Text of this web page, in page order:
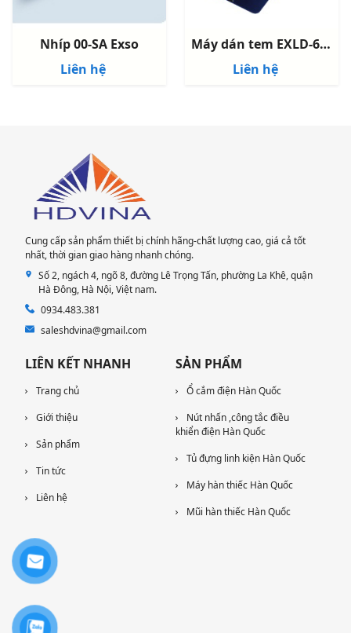
Nhíp 00-SA Exso
Liên hệ
Máy dán tem EXLD-600s
Liên hệ
Cung cấp sản phẩm thiết bị chính hãng-chất lượng cao, giá cả tốt
nhất, thời gian giao hàng nhanh chóng.
Số 2, ngách 4, ngõ 8, đường Lê Trọng Tấn, phường La Khê, quận
Hà Đông, Hà Nội​, Việt nam.
0934.483.381
saleshdvina@gmail.com
LIÊN KẾT NHANH
Trang chủ
Giới thiệu
Sản phẩm
Tin tức
Liên hệ
SẢN PHẨM
Ổ cắm điện Hàn Quốc
Nút nhấn ,công tắc điều
khiển điện Hàn Quốc
Tủ đựng linh kiện Hàn Quốc
Máy hàn thiếc Hàn Quốc
Mũi hàn thiếc Hàn Quốc